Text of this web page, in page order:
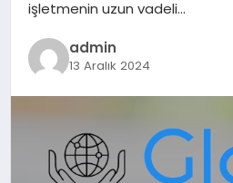
YAŞAM
işletmenin uzun vadeli…
admin
13 Aralık 2024